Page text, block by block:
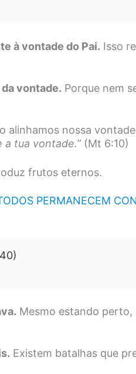
à vontade do Pai. Isso
vontade. Porque nem
alinhamos nossa
a tua vontade.”(Mt 6:10)
frutos eternos.
PERMANECEM
Mesmo estando perto,
Existem batalhas que